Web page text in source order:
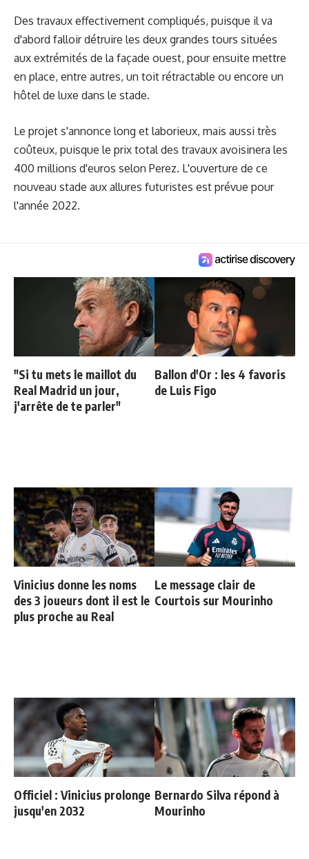
Des travaux effectivement compliqués, puisque il va
d'abord falloir détruire les deux grandes tours situées
aux extrémités de la façade ouest, pour ensuite mettre
en place, entre autres, un toit rétractable ou encore un
hôtel de luxe dans le stade.
Le projet s'annonce long et laborieux, mais aussi très
coûteux, puisque le prix total des travaux avoisinera les
400 millions d'euros selon Perez. L'ouverture de ce
nouveau stade aux allures futuristes est prévue pour
l'année 2022.
"Si tu mets le maillot du
Real Madrid un jour,
j'arrête de te parler"
Ballon d'Or : les 4 favoris
de Luis Figo
Vinicius donne les noms
des 3 joueurs dont il est le
plus proche au Real
Le message clair de
Courtois sur Mourinho
Officiel : Vinicius prolonge
jusqu'en 2032
Bernardo Silva répond à
Mourinho